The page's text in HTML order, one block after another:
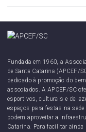
Fundada em 1960, a
de Santa Catarina (APCEF/
dedicado à promoção do
associados. A APCEF/SC
esportivos, culturais e de
espaços para festas na
podem aproveitar a
Catarina. Para facilitar